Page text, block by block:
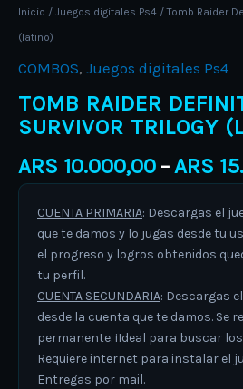
Inicio / Juegos digitales Ps4 / Tomb Raider
(latino)
COMBOS, Juegos digitales Ps4
TOMB RAIDER
SURVIVOR TRILOGY
ARS 10.000,00 –ARS
CUENTA PRIMARIA: Descargas el
que te damos y lo jugas desde tu
el progreso y logros obtenidos
tu perfil.
CUENTA SECUNDARIA: Descargas
desde la cuenta que te damos. Se
permanente. ¡Ideal para buscar
Requiere internet para instalar el
Entregas por mail.